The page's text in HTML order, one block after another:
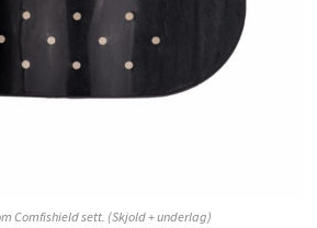
Comfishield sett. (Skjold + underlag)